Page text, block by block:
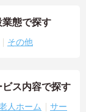
態で探す
その他
ス内容で探す
人ホーム
サー